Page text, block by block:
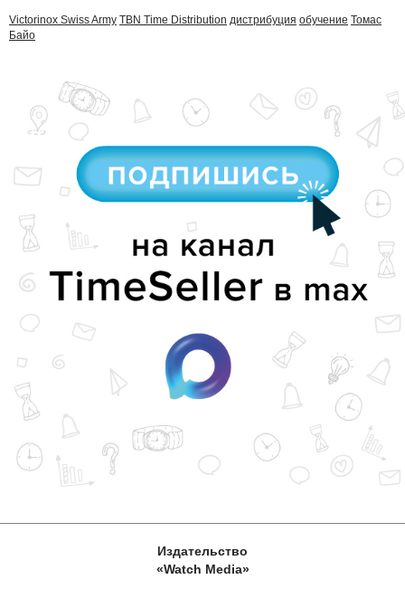
Victorinox Swiss Army TBN Time Distribution дистрибуция обучение Томас
Байо
Издательство
«Watch Media»